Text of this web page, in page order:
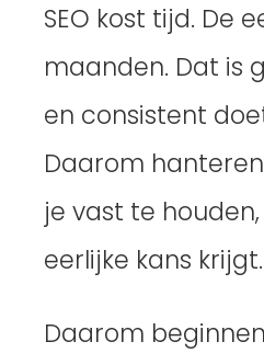
SEO kost tijd. De
maanden. Dat is
en consistent
Daarom
je vast te
eerlijke kans krijgt.
Daarom